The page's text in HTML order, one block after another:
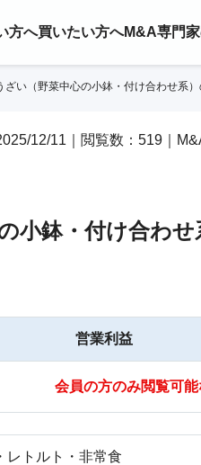
方へ買いたい方へM&A専門
ざい（野菜中心の小鉢・付け合わせ系
12/11｜閲覧数：519｜
小鉢・付け合わ
営業利益
会員の方のみ閲覧可能
トルト・非常食